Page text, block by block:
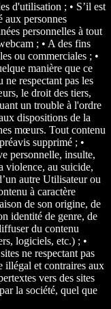
d'utilisation ; • S’il est
aux personnes
personnelles à tout
; • A des fins
ou commerciales ; •
manière que ce
ne respectant pas les
le droit des tiers,
un trouble à l'ordre
dispositions de la
mœurs. Tout contenu
supprimé ; •
personnelle, insulte,
violence, au suicide,
autre Utilisateur ou
à caractère
de son origine, de
identité de genre, de
du contenu
logiciels, etc.) ; •
ne respectant pas
illégal et contraires aux
vers des sites
la société, quel que